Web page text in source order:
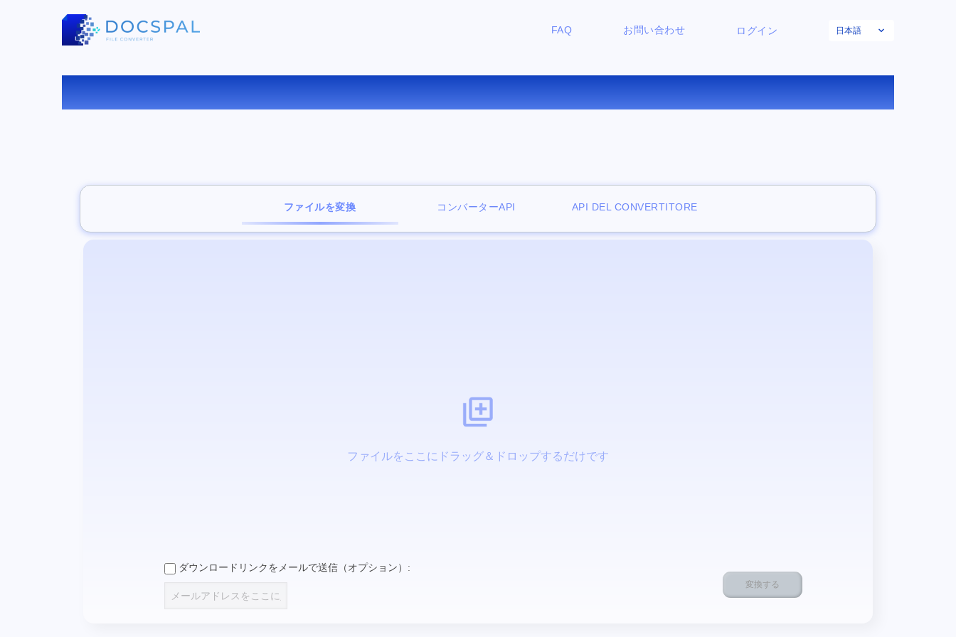
FAQ お問い合わせ ログイン 日本語
TAR を CAB にオンラインで変換する
ファイルを変換 コンバーターAPI API DEL CONVERTITORE
ファイルをここにドラッグ＆ドロップするだけです
ダウンロードリンクをメールで送信（オプション）: